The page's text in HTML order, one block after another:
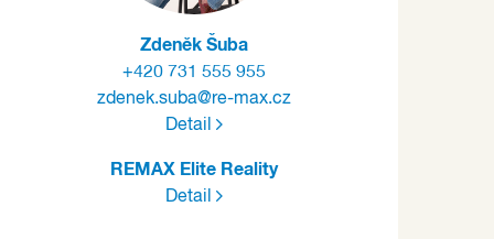
Zdeněk Šuba
+420 731 555 955
zdenek.suba@re-max.cz
Detail
REMAX Elite Reality
Detail